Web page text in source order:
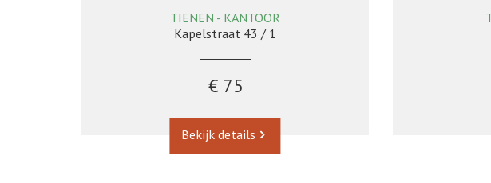
69 m²
TIENEN - KANTOOR
Kapelstraat 43 / 1
€ 75
Bekijk details